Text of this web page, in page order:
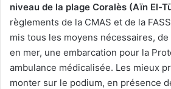
niveau de la plage Coralès (Aïn El-
règlements de la CMAS et de la
mis tous les moyens nécessaires,
en mer, une embarcation pour la
ambulance médicalisée. Les mieux
monter sur le podium, en présence